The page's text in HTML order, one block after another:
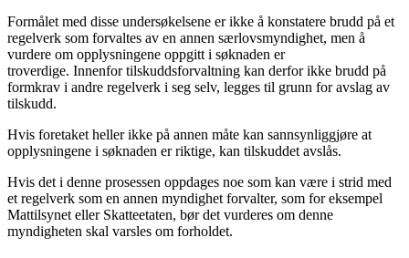
Formålet med disse undersøkelsene er ikke å konstatere brudd på et
regelverk som forvaltes av en annen særlovsmyndighet, men å
vurdere om opplysningene oppgitt i søknaden er
troverdige. Innenfor tilskuddsforvaltning kan derfor ikke brudd på
formkrav i andre regelverk i seg selv, legges til grunn for avslag av
tilskudd.
Hvis foretaket heller ikke på annen måte kan sannsynliggjøre at
opplysningene i søknaden er riktige, kan tilskuddet avslås.
Hvis det i denne prosessen oppdages noe som kan være i strid med
et regelverk som en annen myndighet forvalter, som for eksempel
Mattilsynet eller Skatteetaten, bør det vurderes om denne
myndigheten skal varsles om forholdet.